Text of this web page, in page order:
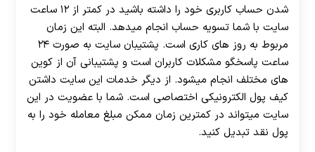
هات بت
شدن حساب کاربری خود را داشته باشید در کمتر از ۱۲ ساعت
سایت با شما تسویه حساب انجام میدهد. البته این زمان
مربوط به روز های کاری است. پشتیبان سایت به صورت ۲۴
ساعت پاسخگو مشکلات کاربران است و پشتیبانی آن از کوین
های مختلف انجام میشود. از دیگر خدمات این سایت داشتن
کیف پول الکترونیکی اختصاصی است. شما با عضویت در این
سایت میتواند در کمترین زمان ممکن مبلغ معامله خود را به
پول نقد تبدیل کنید.